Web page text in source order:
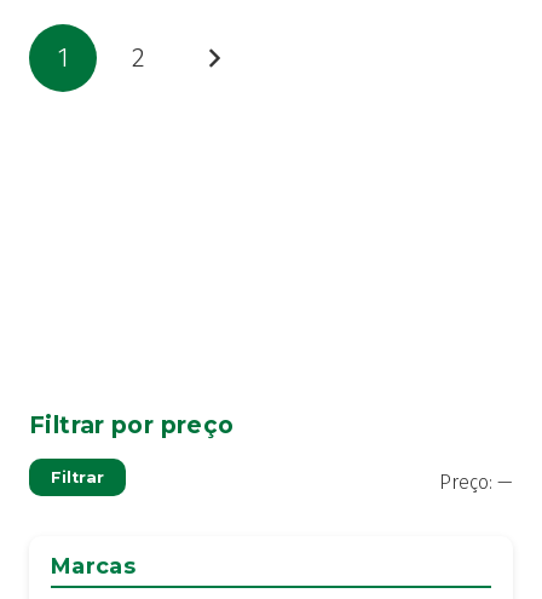
Paginação
dos
1 2
Filtrar por preço
Filtrar Preço: —
Marcas